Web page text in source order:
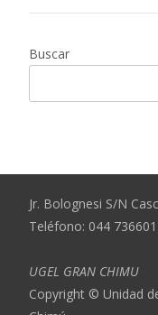
Buscar
Jr. Bolognesi S/N
Teléfono: 044 736601
UGEL GRAN CHIMU
Copyright © Unidad